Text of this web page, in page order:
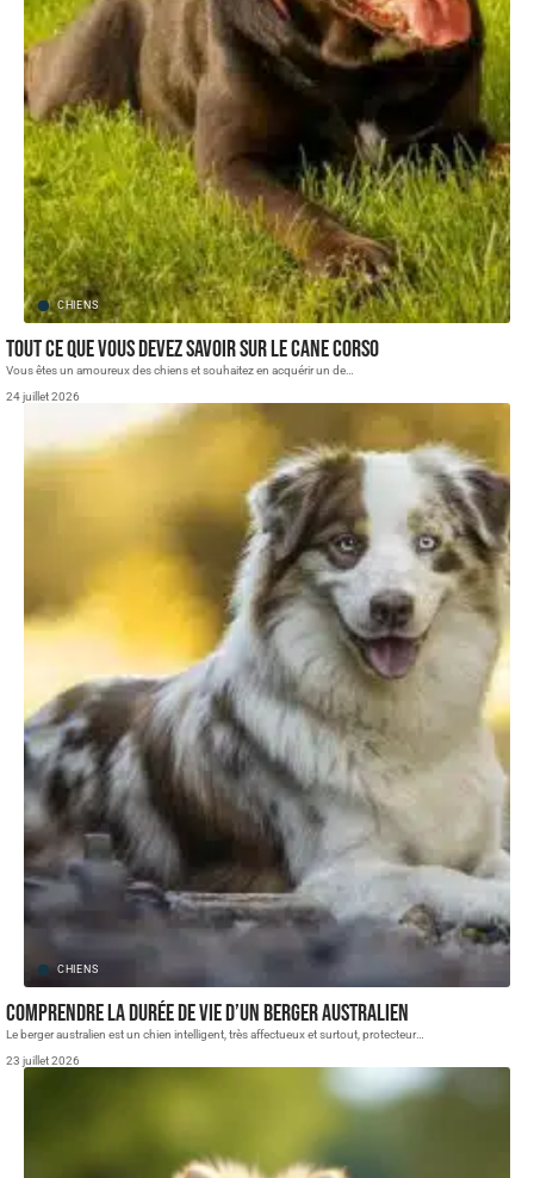
CHIENS
Tout ce que vous devez savoir sur le Cane Corso
Vous êtes un amoureux des chiens et souhaitez en acquérir un de
24 juillet 2026
CHIENS
Comprendre la durée de vie d’un berger australien
Le berger australien est un chien intelligent, très affectueux et surtout, protecteur…
23 juillet 2026